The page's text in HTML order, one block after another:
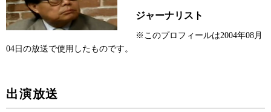
ジャーナリスト
※このプロフィールは2004年08月
04日の放送で使用したものです。
出演放送